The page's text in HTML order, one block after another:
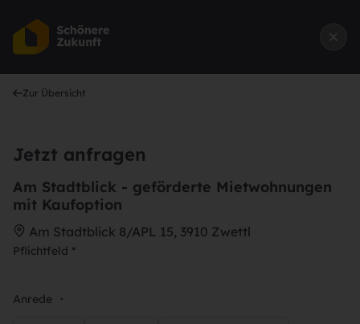
Zur Übersicht
Jetzt anfragen
Am Stadtblick - geförderte Mietwohnungen
mit Kaufoption
Am Stadtblick 8/APL 15, 3910 Zwettl
Pflichtfeld *
Anrede *